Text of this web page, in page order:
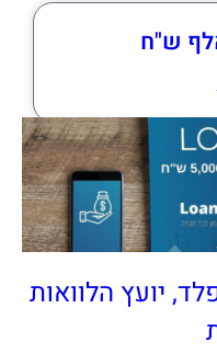
יועץ הלוואות